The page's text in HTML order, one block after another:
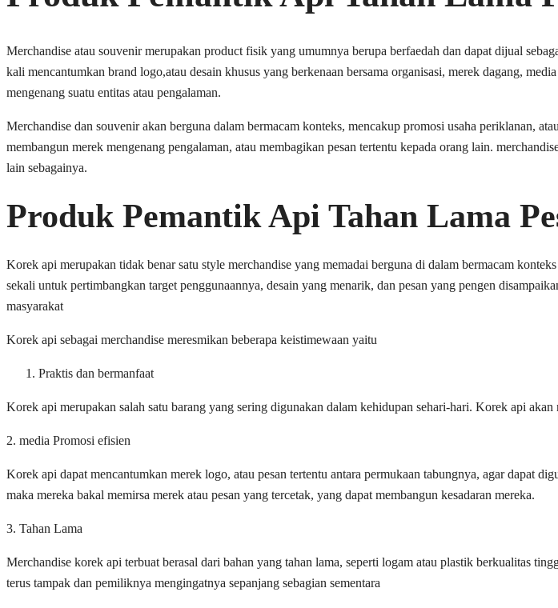
Merchandise atau souvenir merupakan product fisik yang umumnya berupa berfaedah dan dapat dijual
kali mencantumkan brand logo,atau desain khusus yang berkenaan bersama organisasi, merek dagang,
mengenang suatu entitas atau pengalaman.
Merchandise dan souvenir akan berguna dalam bermacam konteks, mencakup promosi usaha periklanan,
membangun merek mengenang pengalaman, atau membagikan pesan tertentu kepada orang lain.
lain sebagainya.
Produk Pemantik Api Tahan Lama
Korek api merupakan tidak benar satu style merchandise yang memadai berguna di dalam bermacam
sekali untuk pertimbangkan target penggunaannya, desain yang menarik, dan pesan yang pengen
masyarakat
Korek api sebagai merchandise meresmikan beberapa keistimewaan yaitu
Praktis dan bermanfaat
Korek api merupakan salah satu barang yang sering digunakan dalam kehidupan sehari-hari. Korek api
2. media Promosi efisien
Korek api dapat mencantumkan merek logo, atau pesan tertentu antara permukaan tabungnya, agar dapat
maka mereka bakal memirsa merek atau pesan yang tercetak, yang dapat membangun kesadaran mereka.
3. Tahan Lama
Merchandise korek api terbuat berasal dari bahan yang tahan lama, seperti logam atau plastik berkualitas
terus tampak dan pemiliknya mengingatnya sepanjang sebagian sementara